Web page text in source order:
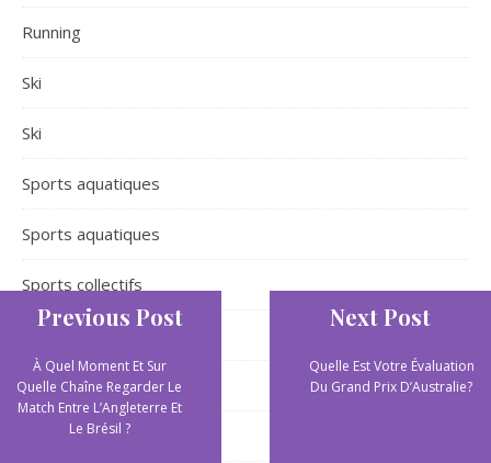
Running
Ski
Ski
Sports aquatiques
Sports aquatiques
Sports collectifs
Sports extrêmes
Previous Post
À Quel Moment Et Sur
Quelle Chaîne Regarder Le
Match Entre L’Angleterre Et
Le Brésil ?
Next Post
Quelle Est Votre Évaluation
Du Grand Prix D’Australie?